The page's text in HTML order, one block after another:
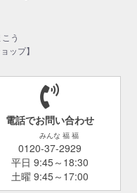
う
ップ】
電話でお問い合わせ
みんな 福 福
0120-37-2929
平日 9:45～18:30
土曜 9:45～17:00